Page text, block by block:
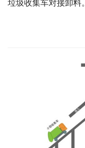
垃圾收集车对接卸料。